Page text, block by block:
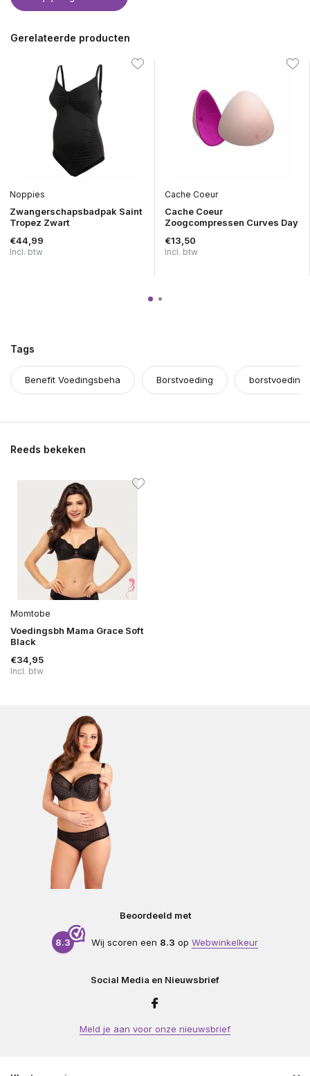
Gerelateerde producten
Noppies
Zwangerschapsbadpak Saint
Tropez Zwart
€44,99
Incl. btw
Cache Coeur
Cache Coeur
Zoogcompressen Curves Day
€13,50
Incl. btw
Tags
Benefit Voedingsbeha Borstvoeding
Reeds bekeken
Momtobe
Voedingsbh Mama Grace Soft
Black
€34,95
Incl. btw
Beoordeeld met
8.3 Wij scoren een 8.3 op Webwinkelkeur
Social Media en Nieuwsbrief
Meld je aan voor onze nieuwsbrief